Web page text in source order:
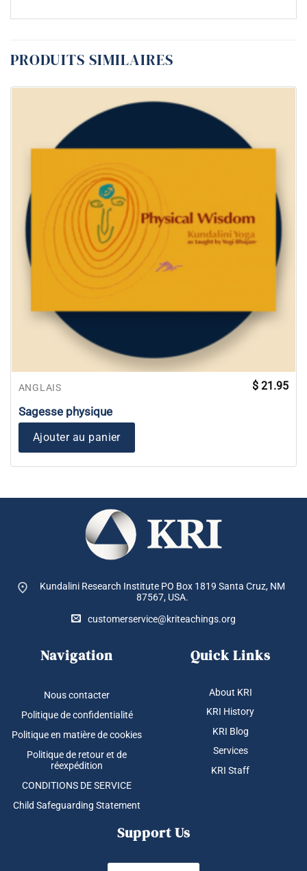
PRODUITS SIMILAIRES
ANGLAIS
Sagesse physique
$ 21.95
Ajouter au panier
Kundalini Research Institute PO Box 1819 Santa Cruz, NM
87567, USA.
customerservice@kriteachings.org
Navigation
Nous contacter
Politique de confidentialité
Politique en matière de cookies
Politique de retour et de
réexpédition
CONDITIONS DE SERVICE
Child Safeguarding Statement
Quick Links
About KRI
KRI History
KRI Blog
Services
KRI Staff
Support Us